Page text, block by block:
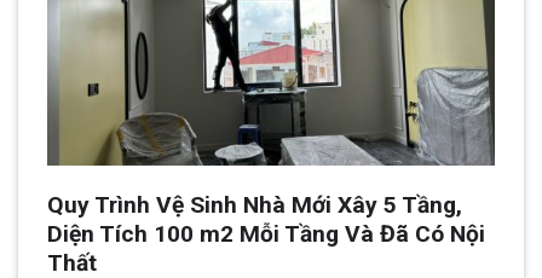
Quy Trình Vệ Sinh Nhà Mới Xây 5 Tầng,
Diện Tích 100 m2 Mỗi Tầng Và Đã Có Nội
Thất